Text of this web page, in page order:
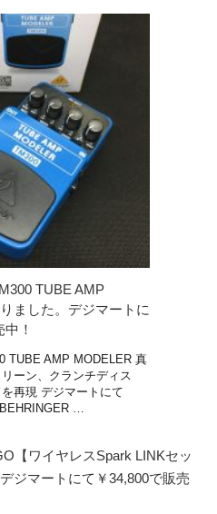
TUBE AMP
ました。デジマートに
！
TUBE AMP MODELER 真
ーン、クランチディス
再現 デジマートにて
…
【ワイヤレスSpark LINKセッ
ジマートにて￥34,800で販売